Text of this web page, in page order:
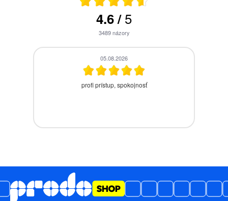
4.6/5
3489názory
05.08.2026
profi prístup, spokojnosť